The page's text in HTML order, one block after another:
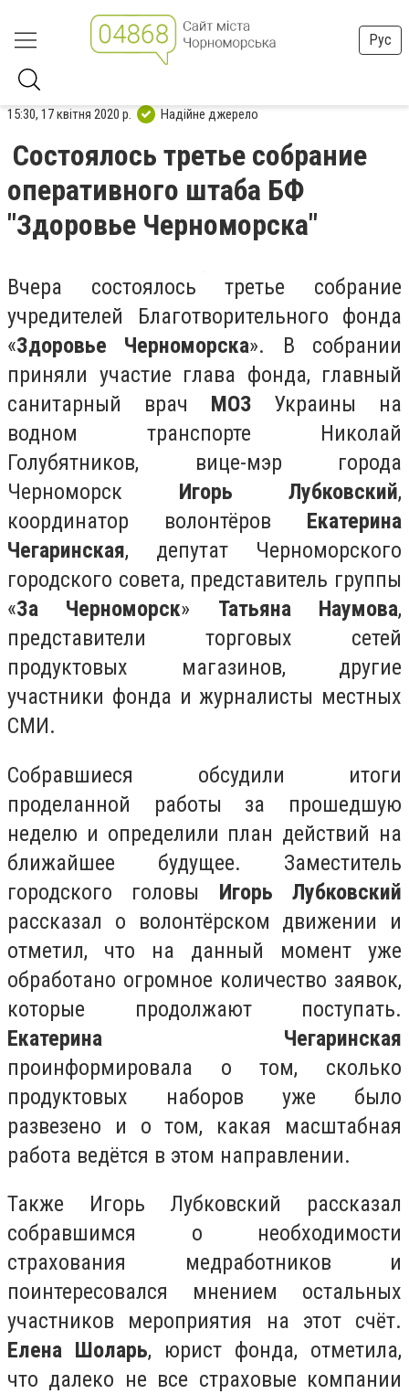
Рус
15:30, 17 квітня 2020 р. Надійне джерело
Состоялось третье собрание
оперативного штаба БФ
"Здоровье Черноморска"
Вчера состоялось третье собрание
учредителей Благотворительного фонда
«Здоровье Черноморска». В собрании
приняли участие глава фонда, главный
санитарный врач МОЗ Украины на
водном транспорте Николай
Голубятников, вице-мэр города
Черноморск Игорь Лубковский,
координатор волонтёров Екатерина
Чегаринская, депутат Черноморского
городского совета, представитель группы
«За Черноморск» Татьяна Наумова,
представители торговых сетей
продуктовых магазинов, другие
участники фонда и журналисты местных
СМИ.
Собравшиеся обсудили итоги
проделанной работы за прошедшую
неделю и определили план действий на
ближайшее будущее. Заместитель
городского головы Игорь Лубковский
рассказал о волонтёрском движении и
отметил, что на данный момент уже
обработано огромное количество заявок,
которые продолжают поступать.
Екатерина Чегаринская
проинформировала о том, сколько
продуктовых наборов уже было
развезено и о том, какая масштабная
работа ведётся в этом направлении.
Также Игорь Лубковский рассказал
собравшимся о необходимости
страхования медработников и
поинтересовался мнением остальных
участников мероприятия на этот счёт.
Елена Шоларь, юрист фонда, отметила,
что далеко не все страховые компании